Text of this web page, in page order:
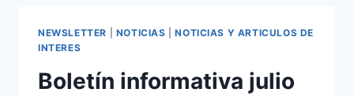
NEWSLETTER NOTICIAS |NOTICIAS Y ARTICULOS DE
INTERES
Boletín informativa julio